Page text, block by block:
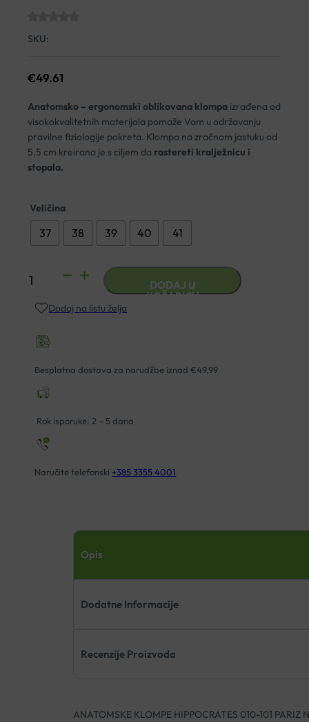
SKU:
€49.61
Anatomsko – ergonomski oblikovana klompa izrađena od
visokokvalitetnih materijala pomaže Vam u održavanju
pravilne fiziologije pokreta. Klompa na zračnom jastuku od
5,5 cm kreirana je s ciljem da rastereti kralježnicu i
stopala.
Veličina
37 38 39 40 41
ANATOMSKE
HIPPOCRATES
101
PARIZ
količina
DODAJ U
KOŠARICU
Dodaj na listu želja
Besplatna dostava za narudžbe iznad €49,99
Rok isporuke: 2 – 5 dana
Naručite telefonski +385 3355 4001
Opis
Dodatne Informacije
Recenzije Proizvoda
ANATOMSKE KLOMPE HIPPOCRATES 010-101 PARIZ